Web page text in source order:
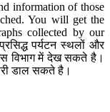
information of those
You will get the
collected by our
पर्यटन स्थलों और
विभाग में देख सकते है।
डाल सकते है।